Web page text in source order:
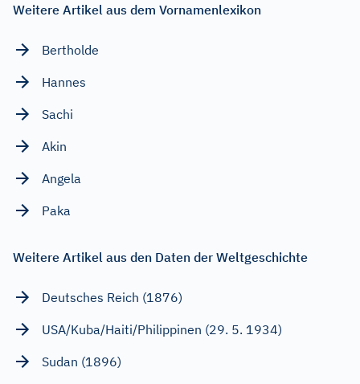
Weitere Artikel aus dem Vornamenlexikon
Bertholde
Hannes
Sachi
Akin
Angela
Paka
Weitere Artikel aus den Daten der Weltgeschichte
Deutsches Reich (1876)
USA/Kuba/Haiti/Philippinen (29. 5. 1934)
Sudan (1896)